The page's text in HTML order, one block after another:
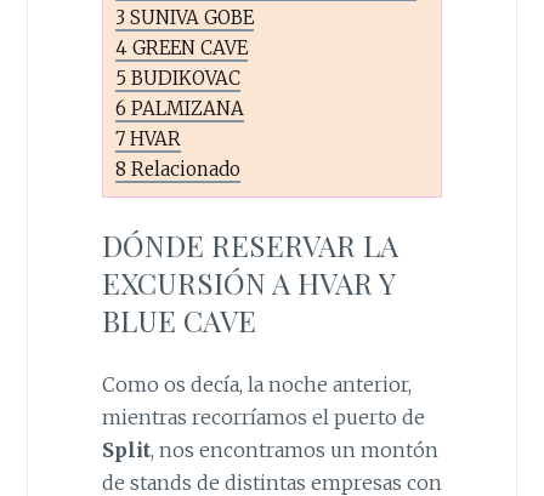
3 SUNIVA GOBE
4GREEN CAVE
5 BUDIKOVAC
6 PALMIZANA
7HVAR
8 Relacionado
DÓNDE RESERVAR LA
EXCURSIÓN A HVAR Y
BLUE CAVE
Como os decía, la noche anterior,
mientras recorríamos el puerto de
Split, nos encontramos un montón
de stands de distintas empresas con